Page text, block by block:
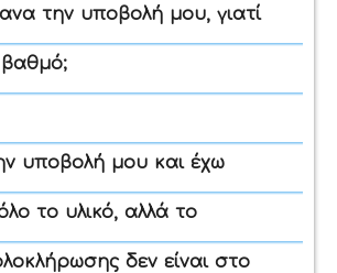
την υποβολή μου, γιατί
υποβολή μου και έχω
το υλικό, αλλά το
δεν είναι στο